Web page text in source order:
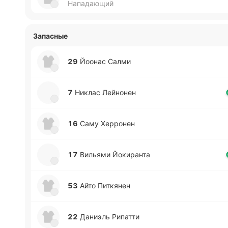
Нападающий
Запасные
29 Йоонас Салми
7 Никлас Лей­но­нен
16 Саму Хе­рро­нен
17 Ви­лья­ми Йо­ки­ра­нта
53 Айто Пи­ткя­нен
22 Да­ниэль Ри­па­тти